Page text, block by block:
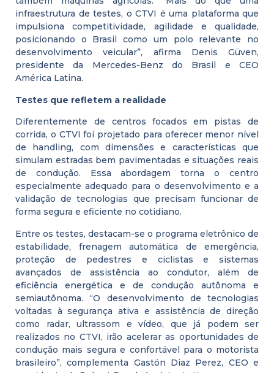
infraestrutura de testes, o CTVI é uma plataforma que
impulsiona competitividade, agilidade e qualidade,
posicionando o Brasil como um polo relevante no
desenvolvimento veicular”, afirma Denis Güven,
presidente da Mercedes-Benz do Brasil e CEO
América Latina.
Testes que refletem a realidade
Diferentemente de centros focados em pistas de
corrida, o CTVI foi projetado para oferecer menor nível
de handling, com dimensões e características que
simulam estradas bem pavimentadas e situações reais
de condução. Essa abordagem torna o centro
especialmente adequado para o desenvolvimento e a
validação de tecnologias que precisam funcionar de
forma segura e eficiente no cotidiano.
Entre os testes, destacam-se o programa eletrônico de
estabilidade, frenagem automática de emergência,
proteção de pedestres e ciclistas e sistemas
avançados de assistência ao condutor, além de
eficiência energética e de condução autônoma e
semiautônoma. “O desenvolvimento de tecnologias
voltadas à segurança ativa e assistência de direção
como radar, ultrassom e vídeo, que já podem ser
realizados no CTVI, irão acelerar as oportunidades de
condução mais segura e confortável para o motorista
brasileiro”, complementa Gastón Diaz Perez, CEO e